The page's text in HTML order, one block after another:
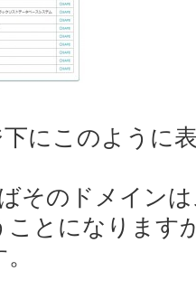
にこのように
そのドメイン
とになります